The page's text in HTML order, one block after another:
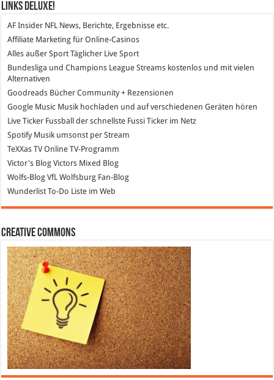
Links DeLuXe!
AF Insider NFL News, Berichte, Ergebnisse etc.
Affiliate Marketing für Online-Casinos
Alles außer SportTäglicher Live Sport
Bundesliga und Champions League Streams kostenlos und mit vielen
Alternativen
Goodreads Bücher Community + Rezensionen
Google Music Musik hochladen und auf verschiedenen Geräten hören
Live Ticker Fussball
der schnellste Fussi Ticker im Netz
SpotifyMusik umsonst per Stream
TeXXas TVOnline TV-Programm
Victor's Blog Victors Mixed Blog
Wolfs-Blog VfL Wolfsburg Fan-Blog
WunderlistTo-Do Liste im Web
Creative Commons